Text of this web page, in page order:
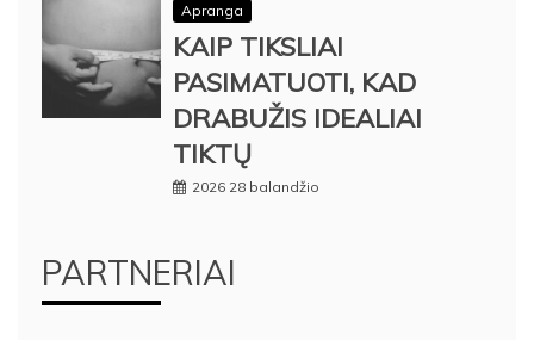
Apranga
KAIP TIKSLIAI
PASIMATUOTI, KAD
DRABUŽIS IDEALIAI
TIKTŲ
2026 28 balandžio
PARTNERIAI